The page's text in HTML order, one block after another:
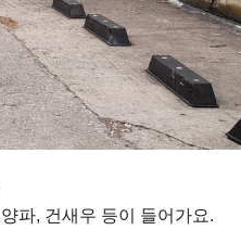
파, 건새우 등이 들어가요.